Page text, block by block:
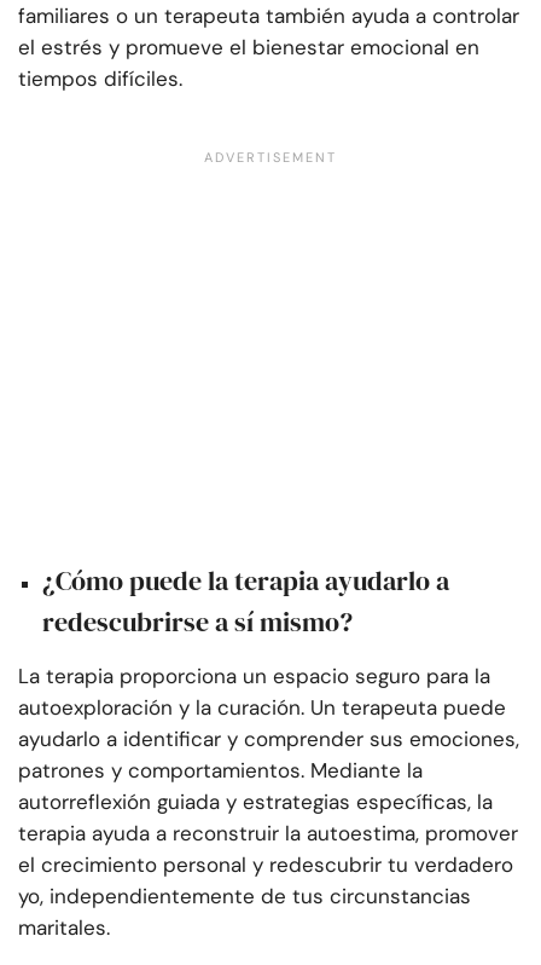
familiares o un terapeuta también ayuda a controlar
el estrés y promueve el bienestar emocional en
tiempos difíciles.
¿Cómo puede la terapia ayudarlo a
redescubrirse a sí mismo?
La terapia proporciona un espacio seguro para la
autoexploración y la curación. Un terapeuta puede
ayudarlo a identificar y comprender sus emociones,
patrones y comportamientos. Mediante la
autorreflexión guiada y estrategias específicas, la
terapia ayuda a reconstruir la autoestima, promover
el crecimiento personal y redescubrir tu verdadero
yo, independientemente de tus circunstancias
maritales.